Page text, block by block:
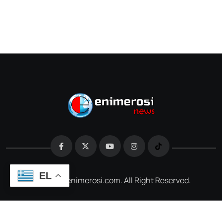
@2026 e-enimerosi.com. All Right Reserved.
EL